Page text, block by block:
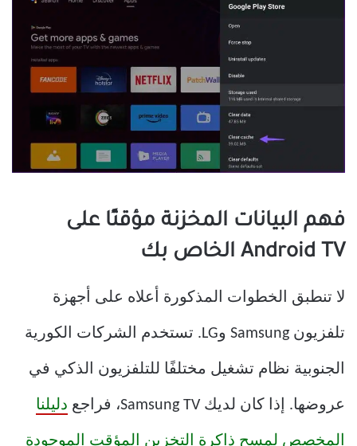
فهم البيانات المخزنة مؤقتًا على
Android TV الخاص بك
لا تنطبق الخطوات المذكورة أعلاه على أجهزة
تلفزيون Samsung وLG. تستخدم الشركات الكورية
الجنوبية نظام تشغيل مختلفًا للتلفزيون الذكي في
عروضها. إذا كان لديك Samsung TV، فراجع دليلنا
المخصص لمسح ذاكرة التخزين المؤقت الموجودة